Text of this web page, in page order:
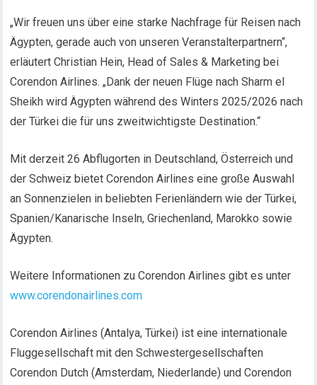
„Wir freuen uns über eine starke Nachfrage für Reisen nach
Ägypten, gerade auch von unseren Veranstalterpartnern“,
erläutert Christian Hein, Head of Sales & Marketing bei
Corendon Airlines. „Dank der neuen Flüge nach Sharm el
Sheikh wird Ägypten während des Winters 2025/2026 nach
der Türkei die für uns zweitwichtigste Destination.“
Mit derzeit 26 Abflugorten in Deutschland, Österreich und
der Schweiz bietet Corendon Airlines eine große Auswahl
an Sonnenzielen in beliebten Ferienländern wie der Türkei,
Spanien/Kanarische Inseln, Griechenland, Marokko sowie
Ägypten.
Weitere Informationen zu Corendon Airlines gibt es unter
www.corendonairlines.com
Corendon Airlines (Antalya, Türkei) ist eine internationale
Fluggesellschaft mit den Schwestergesellschaften
Corendon Dutch (Amsterdam, Niederlande) und Corendon